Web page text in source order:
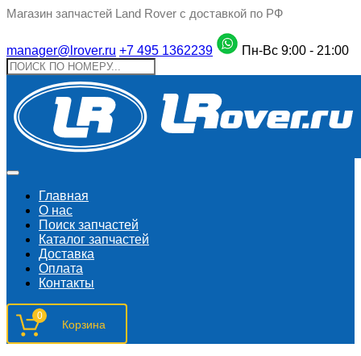
Магазин запчастей Land Rover с доставкой по РФ
manager@lrover.ru +7 495 1362239 Пн-Вс 9:00 - 21:00
Главная
О нас
Поиск запчастeй
Каталог запчастей
Доставка
Оплата
Контакты
0